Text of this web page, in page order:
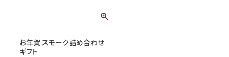
お年賀 スモーク詰め合わせ
ギフト